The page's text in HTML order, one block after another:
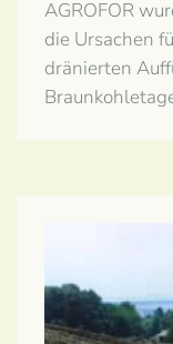
AGROFOR
die Ursachen
dränierten